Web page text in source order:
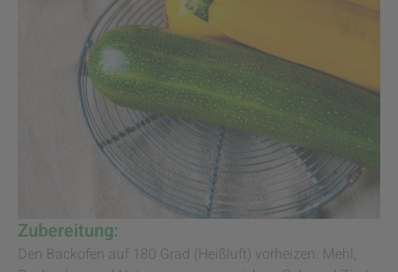
Zubereitung:
Den Backofen auf 180 Grad (Heißluft) vorheizen. Mehl,